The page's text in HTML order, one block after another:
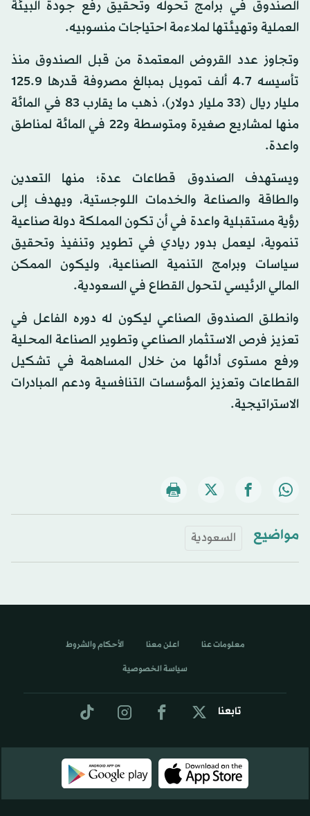
الصندوق في برامج تحوله وتحقيق رفع جودة البيئة
العملية وتهيئتها لملاءمة احتياجات منسوبيه.
وتجاوز عدد القروض المعتمدة من قبل الصندوق منذ
تأسيسه 4.7 ألف تمويل بمبالغ مصروفة قدرها 125.9
مليار ريال (33 مليار دولار)، ذهب ما يقارب 83 في المائة
منها لمشاريع صغيرة ومتوسطة و22 في المائة لمناطق
واعدة.
ويستهدف الصندوق قطاعات عدة؛ منها التعدين
والطاقة والصناعة والخدمات اللوجستية، ويهدف إلى
رؤية مستقبلية واعدة في أن تكون المملكة دولة صناعية
تنموية، ليعمل بدور ريادي في تطوير وتنفيذ وتحقيق
سياسات وبرامج التنمية الصناعية، وليكون الممكن
المالي الرئيسي لتحول القطاع في السعودية.
وانطلق الصندوق الصناعي ليكون له دوره الفاعل في
تعزيز فرص الاستثمار الصناعي وتطوير الصناعة المحلية
ورفع مستوى أدائها من خلال المساهمة في تشكيل
القطاعات وتعزيز المؤسسات التنافسية ودعم المبادرات
الاستراتيجية.
مواضيع السعودية
تابعنا
معلومات عنا اعلن معنا الأحكام والشروط
سياسة الخصوصية